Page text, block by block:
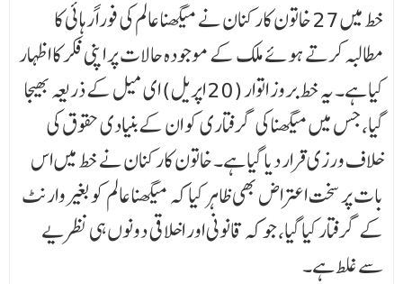
خط میں 27 خاتون کارکنان نے میگھنا عالم کی فوراً رہائی کا
مطالبہ کرتے ہوئے ملک کے موجودہ حالات پر اپنی فکر کا اظہار
کیا ہے۔ یہ خط بروز اتوار (20 اپریل) ای میل کے ذریعہ بھیجا
گیا، جس میں میگھنا کی گرفتاری کو ان کے بنیادی حقوق کی
خلاف ورزی قرار دیا گیا ہے۔ خاتون کارکنان نے خط میں اس
بات پر سخت اعتراض بھی ظاہر کیا کہ میگھنا عالم کو بغیر وارنٹ
کے گرفتار کیا گیا، جو کہ قانونی اور اخلاقی دونوں ہی نظریے
سے غلط ہے۔